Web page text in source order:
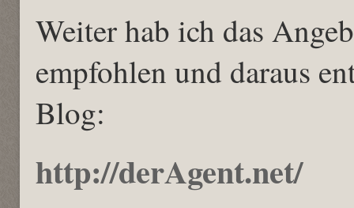
Weiter hab ich das
empfohlen und daraus
Blog:
http://derAgent.net/